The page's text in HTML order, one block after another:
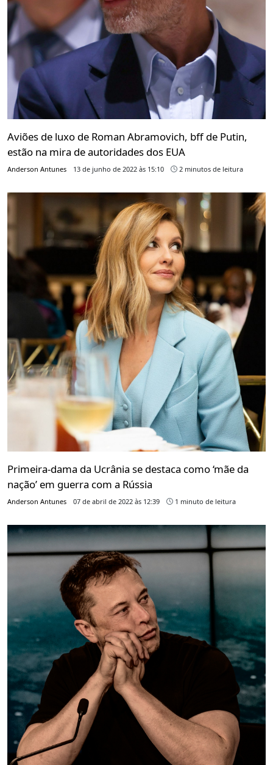
Aviões de luxo de Roman Abramovich, bff de Putin,
estão na mira de autoridades dos EUA
Anderson Antunes 13 de junho de 2022 às 15:10 2 minutos de leitura
Primeira-dama da Ucrânia se destaca como ‘mãe da
nação’ em guerra com a Rússia
Anderson Antunes 07 de abril de 2022 às 12:39 1 minuto de leitura